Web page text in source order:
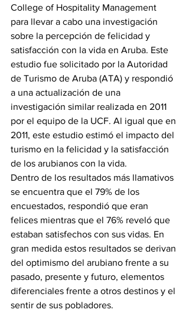
College of Hospitality Management
para llevar a cabo una investigación
sobre la percepción de felicidad y
satisfacción con la vida en Aruba. Este
estudio fue solicitado por la Autoridad
de Turismo de Aruba (ATA) y respondió
a una actualización de una
investigación similar realizada en 2011
por el equipo de la UCF. Al igual que en
2011, este estudio estimó el impacto del
turismo en la felicidad y la satisfacción
de los arubianos con la vida.
Dentro de los resultados más llamativos
se encuentra que el 79% de los
encuestados, respondió que eran
felices mientras que el 76% reveló que
estaban satisfechos con sus vidas. En
gran medida estos resultados se derivan
del optimismo del arubiano frente a su
pasado, presente y futuro, elementos
diferenciales frente a otros destinos y el
sentir de sus pobladores.